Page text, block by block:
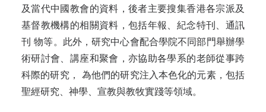
及當代中國教會的資料，後者主要搜集香港各宗派及
基督教機構的相關資料，包括年報、紀念特刊、通訊
刊 物等。此外，研究中心會配合學院不同部門舉辦學
術研討會、講座和聚會，亦協助各學系的老師從事跨
科際的研究， 為他們的研究注入本色化的元素，包括
聖經研究、神學、宣教與教牧實踐等領域。